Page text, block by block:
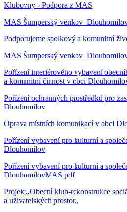
Klubovny - Podpora z MAS
MAS Šumperský
Podporujeme spolkový a komunitní
MAS Šumperský
Pořízení interiérového vybavení
a komunitní činnost v obci
Pořízení ochranných prostředků pro
Dlouhomilov
Oprava místních komunikací v obci
Pořízení vybavení pro kulturní a
Dlouhomilov
Pořízení vybavení pro kulturní a
DlouhomilovMAS.pdf
Projekt,,Obecní klub-rekonstrukce
a uživatelských prostor,,